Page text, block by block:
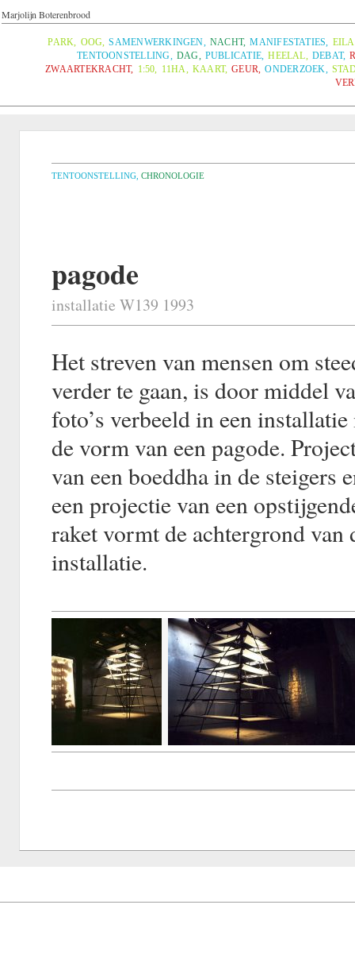
Marjolijn Boterenbrood
PARK, OOG, SAMENWERKINGEN, NACHT, MANIFESTATIES,
TENTOONSTELLING, DAG, PUBLICATIE, HEELAL, DEBAT,
ZWAARTEKRACHT, 1:50, 11HA, KAART, GEUR, ONDERZOEK,
TENTOONSTELLING CHRONOLOGIE
pagode
installatie W139 1993
Het streven van mensen om
verder te gaan, is door middel
foto’s verbeeld in een installatie
de vorm van een pagode.
van een boeddha in de steigers
een projectie van een
raket vormt de achtergrond van
installatie.